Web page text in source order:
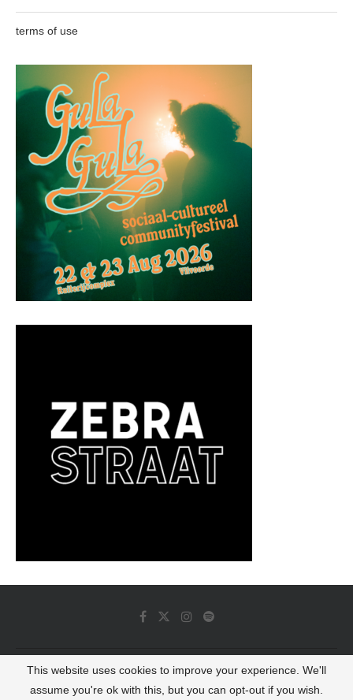
terms of use
© 2022 - Luminous Dash All Rights Reserved
This website uses cookies to improve your experience. We'll
assume you're ok with this, but you can opt-out if you wish.